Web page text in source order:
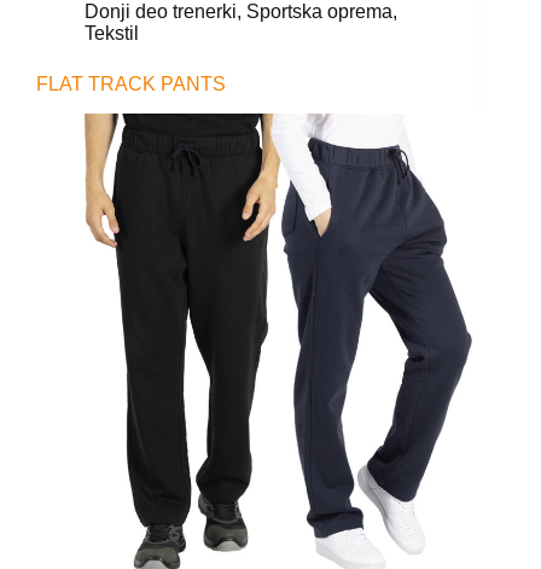
Donji deo trenerki, Sportska oprema,
Tekstil
FLAT TRACK PANTS